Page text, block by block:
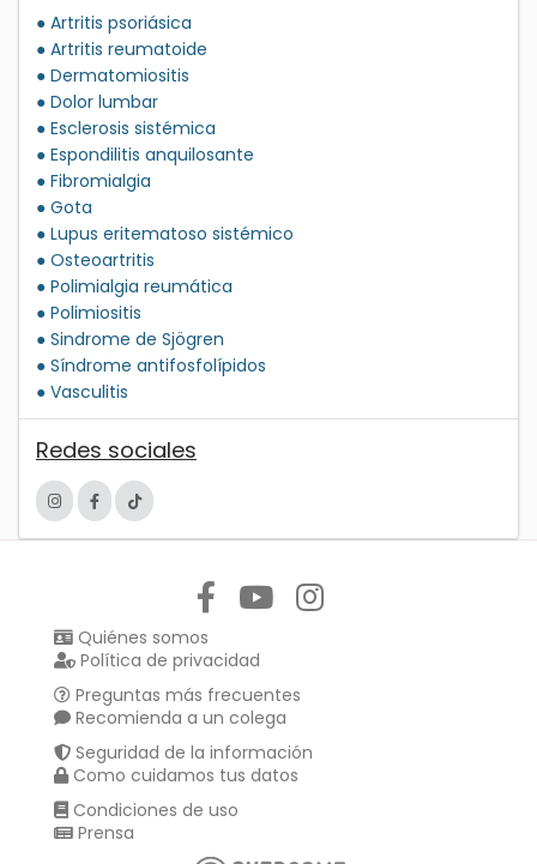
● Artritis psoriásica
● Artritis reumatoide
● Dermatomiositis
● Dolor lumbar
● Esclerosis sistémica
● Espondilitis anquilosante
● Fibromialgia
● Gota
● Lupus eritematoso sistémico
● Osteoartritis
● Polimialgia reumática
● Polimiositis
● Sindrome de Sjögren
● Síndrome antifosfolípidos
● Vasculitis
Redes sociales
Quiénes somos
Política de privacidad
Preguntas más frecuentes
Recomienda a un colega
Seguridad de la información
Como cuidamos tus datos
Condiciones de uso
Prensa